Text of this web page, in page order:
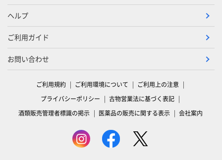
ヘルプ
ご利用ガイド
お問い合わせ
ご利用規約 ご利用環境について
ご利用上の注意
プライバシーポリシー
古物営業法に基づく表記
酒類販売管理者標識の掲示
医薬品の販売に関する表示 会社案内